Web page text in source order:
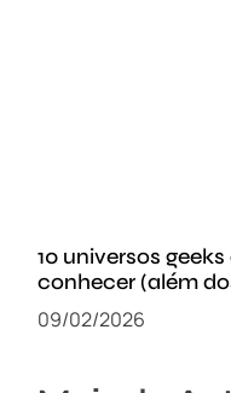
10 universos
conhecer (além
09/02/2026